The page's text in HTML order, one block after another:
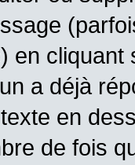
en
a déjà
en
de fois